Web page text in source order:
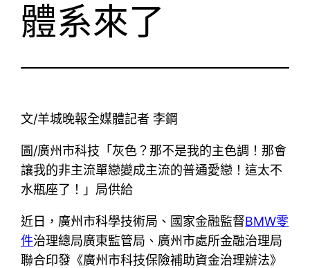
體系來了
文/羊城晚報全媒體記者 李鋼
圖/廣州市科技「灰色？那不是我的主色調！那會
讓我的非主流單戀變成主流的普通愛戀！這太不
水瓶座了！」局供給
近日，廣州市科學技術局、國家金融監督BMW零
件治理總局廣東監管局、廣州市處所金融治理局
聯合印發《廣州市科技保險補助資金治理辦法》